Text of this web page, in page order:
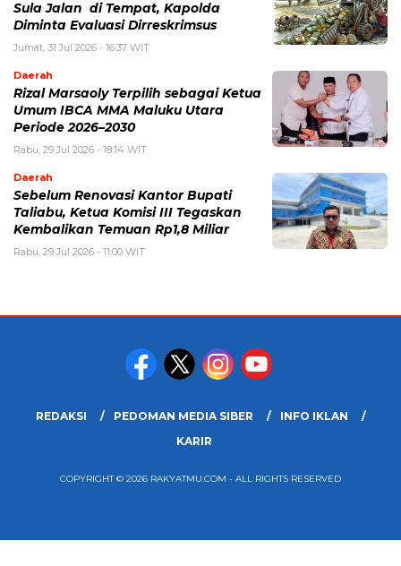
Sula Jalan di Tempat, Kapolda
Diminta Evaluasi Dirreskrimsus
Jumat, 31 Jul 2026 - 16:37 WIT
Daerah
Rizal Marsaoly Terpilih sebagai Ketua
Umum IBCA MMA Maluku Utara
Periode 2026–2030
Rabu, 29 Jul 2026 - 18:14 WIT
Daerah
Sebelum Renovasi Kantor Bupati
Taliabu, Ketua Komisi III Tegaskan
Kembalikan Temuan Rp1,8 Miliar
Rabu, 29 Jul 2026 - 11:00 WIT
REDAKSI PEDOMAN MEDIA SIBER
INFO IKLAN
KARIR
COPYRIGHT © 2026 RAKYATMU.COM - ALL RIGHTS RESERVED